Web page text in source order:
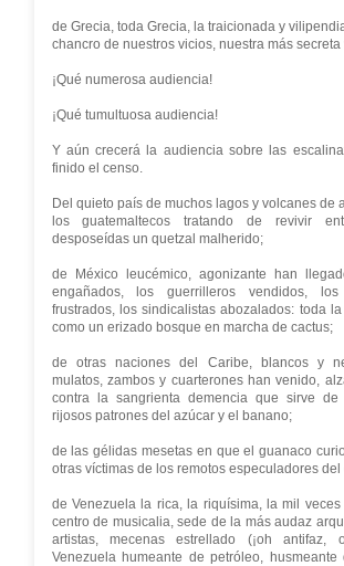
de Grecia, toda Grecia, la traicionada y
chancro de nuestros vicios, nuestra más
¡Qué numerosa audiencia!
¡Qué tumultuosa audiencia!
Y aún crecerá la audiencia sobre las
finido el censo.
Del quieto país de muchos lagos y volcanes de
los guatemaltecos tratando de revivir
desposeídas un quetzal malherido;
de México leucémico, agonizante han
engañados, los guerrilleros vendidos, los
frustrados, los sindicalistas abozalados: toda
como un erizado bosque en marcha de cactus;
de otras naciones del Caribe, blancos y
mulatos, zambos y cuarterones han venido,
contra la sangrienta demencia que sirve
rijosos patrones del azúcar y el banano;
de las gélidas mesetas en que el guanaco
otras víctimas de los remotos especuladores del
de Venezuela la rica, la riquísima, la mil veces
centro de musicalia, sede de la más audaz
artistas, mecenas estrellado (¡oh antifaz,
Venezuela humeante de petróleo,